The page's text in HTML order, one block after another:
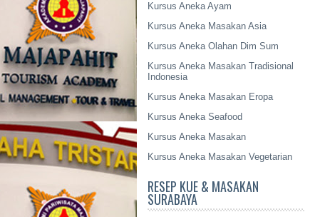
Kursus Aneka Ayam
Kursus Aneka Masakan Asia
Kursus Aneka Olahan Dim Sum
Kursus Aneka Masakan Tradisional
Indonesia
Kursus Aneka Masakan Eropa
Kursus Aneka Seafood
Kursus Aneka Masakan
Kursus Aneka Masakan Vegetarian
RESEP KUE & MASAKAN
SURABAYA